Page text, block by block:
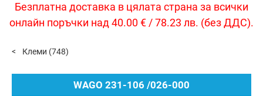
Безплатна доставка в цялата страна за всички
онлайн поръчки над 40.00 € / 78.23 лв. (без ДДС).
Клеми (748)
WAGO 231-106 /026-000